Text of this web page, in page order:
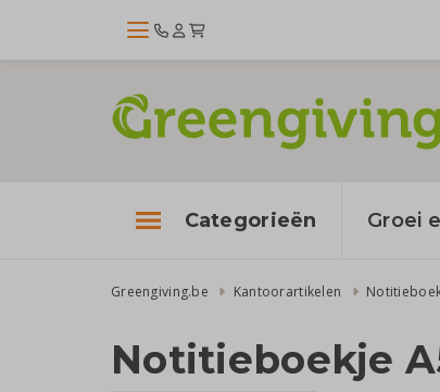
Categorieën Groei
Greengiving.be Kantoorartikelen
Notitieboekje